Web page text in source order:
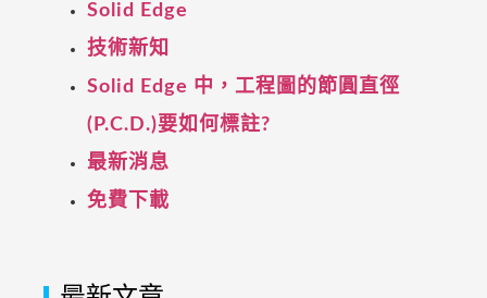
Solid Edge
技術新知
Solid Edge 中，工程圖的節圓直徑
(P.C.D.)要如何標註?
最新消息
免費下載